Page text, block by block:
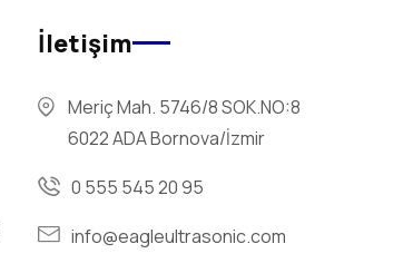
İletişim
Meriç Mah. 5746/8 SOK.NO:8
6022 ADA Bornova/İzmir
0 555 545 20 95
info@eagleultrasonic.com